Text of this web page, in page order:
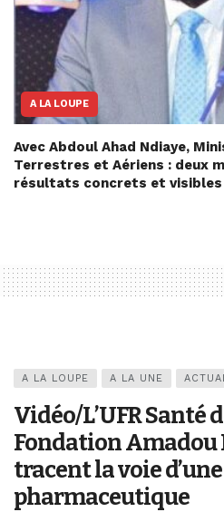
A LA LOUPE
Avec Abdoul Ahad Ndiaye,
Terrestres et Aériens : deux
résultats concrets et visibles
A LA LOUPE A LA UNE
Vidéo/L’UFR Santé
Fondation Amadou
tracent la voie
pharmaceutique